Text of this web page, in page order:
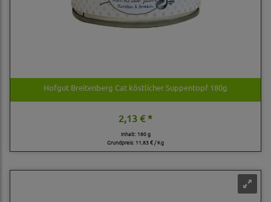
Hofgut Breitenberg Cat köstlicher Suppentopf 180g
2,13 € *
Inhalt: 180 g
Grundpreis: 11,83 € / Kg